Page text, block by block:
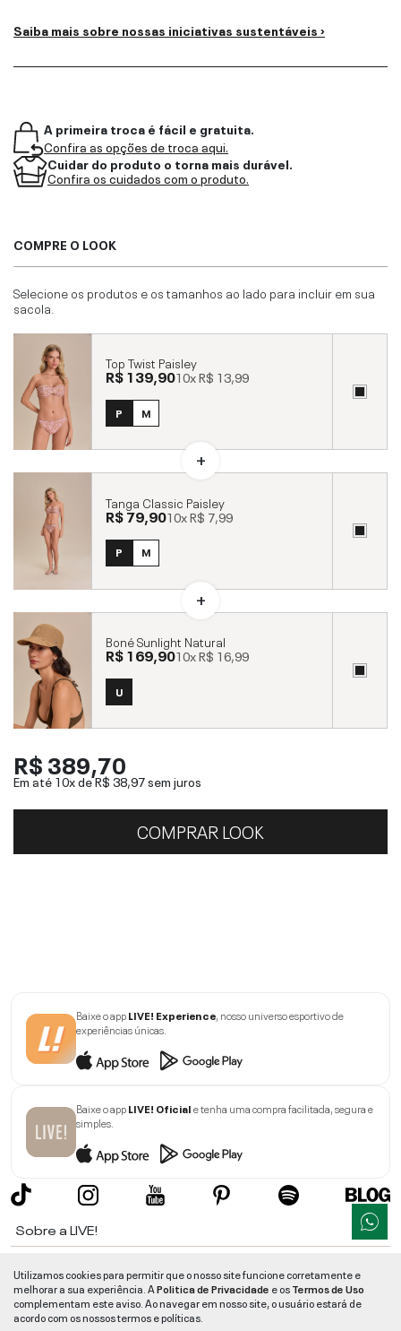
Saiba mais sobre nossas iniciativas sustentáveis ›
A primeira troca é fácil e gratuita.
Confira as opções de troca aqui.
Cuidar do produto o torna mais durável.
Confira os cuidados com o produto.
COMPRE O LOOK
Selecione os produtos e os tamanhos ao lado para incluir em sua
sacola.
Top Twist Paisley
R$ 139,9010xR$ 13,99
P M
Tanga Classic Paisley
R$ 79,9010xR$ 7,99
P M
Boné Sunlight Natural
R$ 169,9010xR$ 16,99
U
R$ 389,70
Em até 10x deR$ 38,97sem juros
COMPRAR LOOK
Baixe o appLIVE! Experience, nosso universo esportivo de
experiências únicas.
Baixe o appLIVE! Oficiale tenha uma compra facilitada, segura e
simples.
Sobre a LIVE!
Informações
Utilizamos cookies para permitir que o nosso site funcione corretamente e
melhorar a sua experiência. APolitica de Privacidade e osTermos de Uso
complementam este aviso. Ao navegar em nosso site, o usuário estará de
acordo com os nossos termos e políticas.